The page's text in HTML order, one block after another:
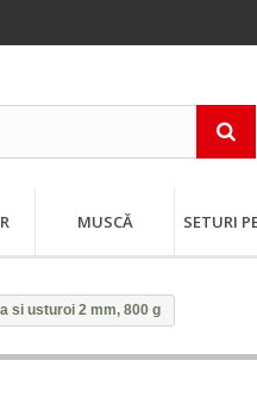
MUSCĂ SETURI
si usturoi 2 mm, 800 g